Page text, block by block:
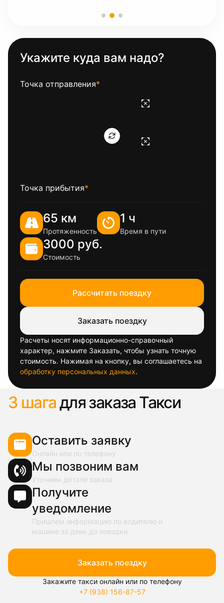
Укажите куда вам надо?
Точка отправления*
Точка прибытия*
65 км
Протяженность
1 ч
Время в пути
3000 руб.
Стоимость
Рассчитать поездку
Заказать поездку
Расчеты носят информационно-справочный
характер, нажмите Заказать, чтобы узнать точную
стоимость. Нажимая на кнопку, вы соглашаетесь на
обработку персональных данных.
3 шагадля заказа Такси
Оставить заявку
Онлайн или по телефону
Мы позвоним вам
Уточним детали заказа
Получите
уведомление
Пришлем информацию по водителю и
машине за день до поездки
Заказать поездку
Закажите такси онлайн или по телефону
+7 (938) 156-87-57